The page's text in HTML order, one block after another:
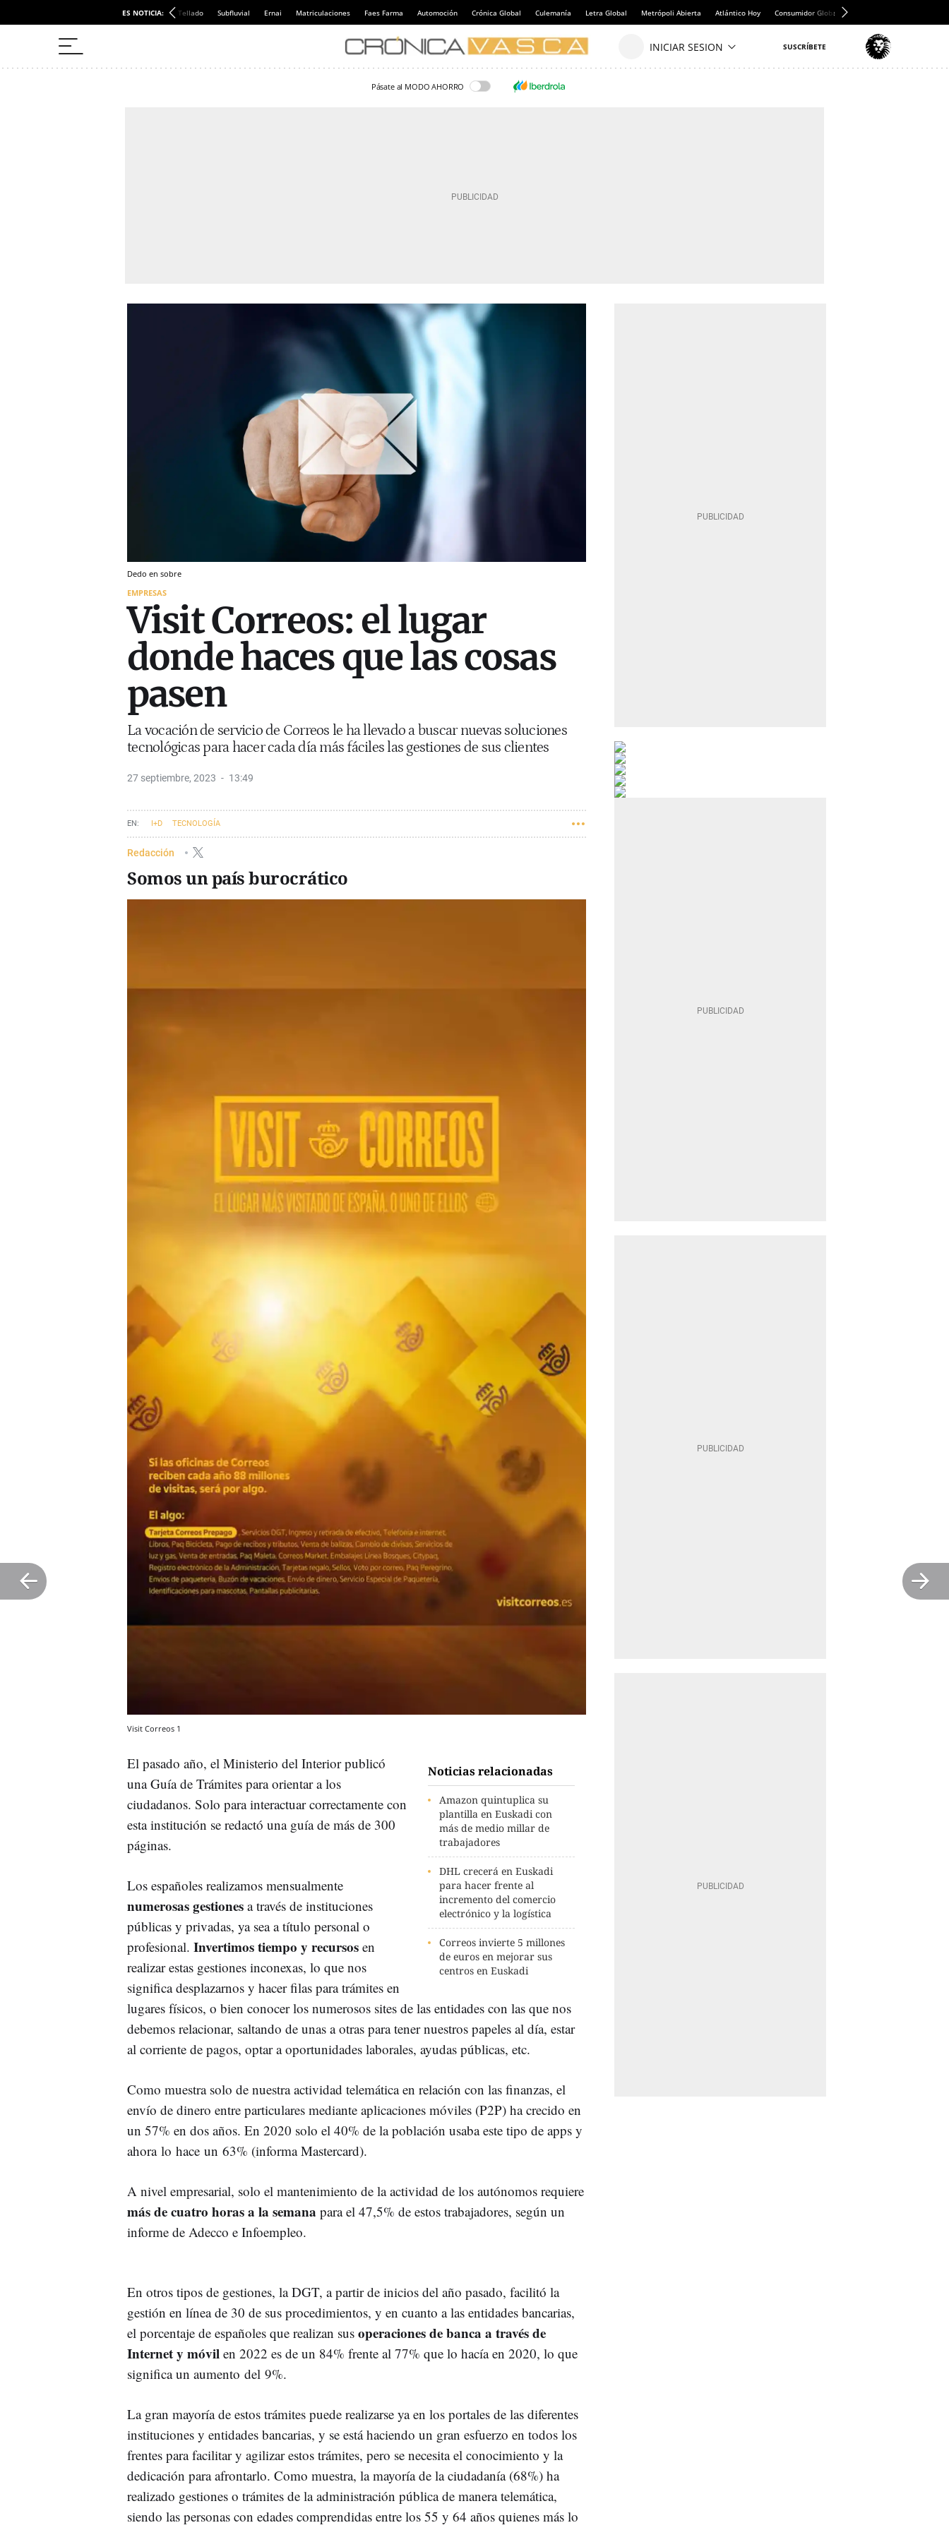
ES NOTICIA: Tellado Subfluvial Ernai Matriculaciones Faes Farma Automoción Crónica Global Culemanía Letra Global Metrópoli Abierta Atlántico Hoy Consumidor Global
Pásate al MODO AHORRO
Dedo en sobre
EMPRESAS
Visit Correos: el lugar
donde haces que las cosas
pasen
La vocación de servicio de Correos le ha llevado a buscar nuevas soluciones
tecnológicas para hacer cada día más fáciles las gestiones de sus clientes
27 septiembre, 2023 13:49
I+D TECNOLOGÍA
Redacción
Somos un país burocrático
Visit Correos 1
Noticias relacionadas
Amazon quintuplica su
plantilla en Euskadi con
más de medio millar de
trabajadores
DHL crecerá en Euskadi
para hacer frente al
incremento del comercio
electrónico y la logística
Correos invierte 5 millones
de euros en mejorar sus
centros en Euskadi
El pasado año, el Ministerio del Interior publicó
una Guía de Trámites para orientar a los
ciudadanos. Solo para interactuar correctamente con
esta institución se redactó una guía de más de 300
páginas.
Los españoles realizamos mensualmente
numerosas gestiones a través de instituciones
públicas y privadas, ya sea a título personal o
profesional. Invertimos tiempo y recursos en
realizar estas gestiones inconexas, lo que nos
significa desplazarnos y hacer filas para trámites en
lugares físicos, o bien conocer los numerosos sites de las entidades con las que nos
debemos relacionar, saltando de unas a otras para tener nuestros papeles al día, estar
al corriente de pagos, optar a oportunidades laborales, ayudas públicas, etc.
Como muestra solo de nuestra actividad telemática en relación con las finanzas, el
envío de dinero entre particulares mediante aplicaciones móviles (P2P) ha crecido en
un 57% en dos años. En 2020 solo el 40% de la población usaba este tipo de apps y
ahora lo hace un 63% (informa Mastercard).
A nivel empresarial, solo el mantenimiento de la actividad de los autónomos requiere
más de cuatro horas a la semana para el 47,5% de estos trabajadores, según un
informe de Adecco e Infoempleo.
En otros tipos de gestiones, la DGT, a partir de inicios del año pasado, facilitó la
gestión en línea de 30 de sus procedimientos, y en cuanto a las entidades bancarias,
el porcentaje de españoles que realizan sus operaciones de banca a través de
Internet y móvil en 2022 es de un 84% frente al 77% que lo hacía en 2020, lo que
significa un aumento del 9%.
La gran mayoría de estos trámites puede realizarse ya en los portales de las diferentes
instituciones y entidades bancarias, y se está haciendo un gran esfuerzo en todos los
frentes para facilitar y agilizar estos trámites, pero se necesita el conocimiento y la
dedicación para afrontarlo. Como muestra, la mayoría de la ciudadanía (68%) ha
realizado gestiones o trámites de la administración pública de manera telemática,
siendo las personas con edades comprendidas entre los 55 y 64 años quienes más lo